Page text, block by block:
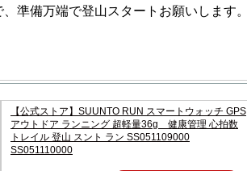
準備万端で登山スタートお願いします。
【公式ストア】SUUNTO RUN スマートウォッチ GPS
アウトドア ランニング 超軽量36g 健康管理 心拍数
トレイル 登山 スント ラン SS051109000
SS051110000